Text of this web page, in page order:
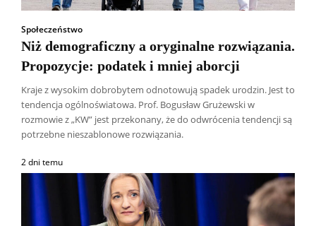
Społeczeństwo
Niż demograficzny a oryginalne rozwiązania.
Propozycje: podatek i mniej aborcji
Kraje z wysokim dobrobytem odnotowują spadek urodzin. Jest to
tendencja ogólnoświatowa. Prof. Bogusław Grużewski w
rozmowie z „KW” jest przekonany, że do odwrócenia tendencji są
potrzebne nieszablonowe rozwiązania.
2 dni temu